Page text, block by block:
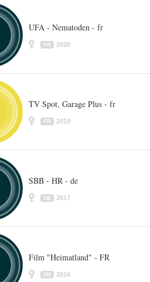
UFA - Nematoden - fr
FR 2020
TV Spot, Garage Plus - fr
FR 2019
SBB - HR - de
DE 2017
Film "Heimatland" - FR
FR 2016